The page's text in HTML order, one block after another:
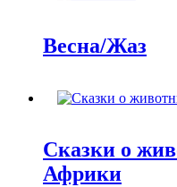
Весна/Жаз
Сказки о
Африки